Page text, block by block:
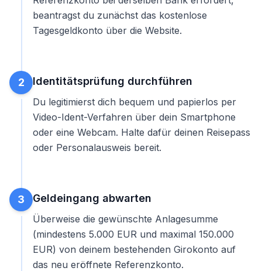
beantragst du zunächst das kostenlose
Tagesgeldkonto über die Website.
2 Identitätsprüfung durchführen
Du legitimierst dich bequem und papierlos per
Video-Ident-Verfahren über dein Smartphone
oder eine Webcam. Halte dafür deinen Reisepass
oder Personalausweis bereit.
3 Geldeingang abwarten
Überweise die gewünschte Anlagesumme
(mindestens 5.000 EUR und maximal 150.000
EUR) von deinem bestehenden Girokonto auf
das neu eröffnete Referenzkonto.